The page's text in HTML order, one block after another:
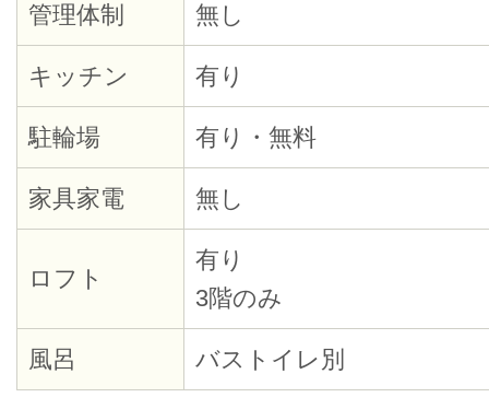
管理体制 無し
キッチン 有り
駐輪場 有り・無料
家具家電 無し
ロフト
有り
3階のみ
風呂 バストイレ別